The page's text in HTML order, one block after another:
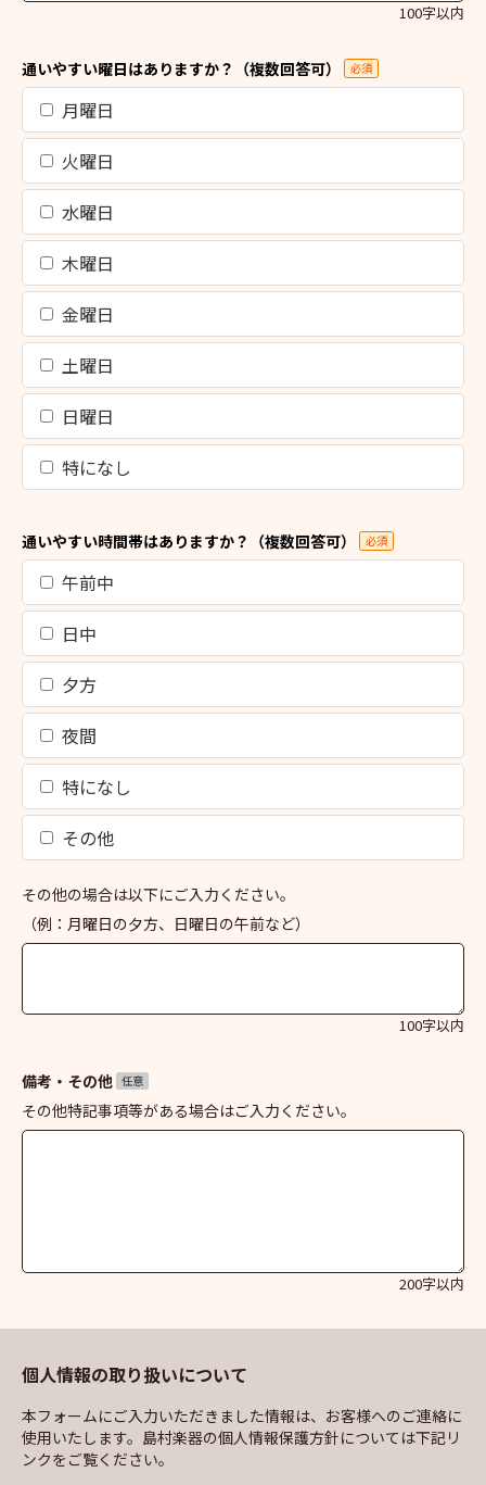
100字以内
通いやすい曜日はありますか？（複数回答可） 必須
月曜日
火曜日
水曜日
木曜日
金曜日
土曜日
日曜日
特になし
通いやすい時間帯はありますか？（複数回答可） 必須
午前中
日中
夕方
夜間
特になし
その他
その他の場合は以下にご入力ください。
（例：月曜日の夕方、日曜日の午前など）
100字以内
備考・その他 任意
その他特記事項等がある場合はご入力ください。
200字以内
個人情報の取り扱いについて
本フォームにご入力いただきました情報は、お客様へのご連絡に
使用いたします。島村楽器の個人情報保護方針については下記リ
ンクをご覧ください。